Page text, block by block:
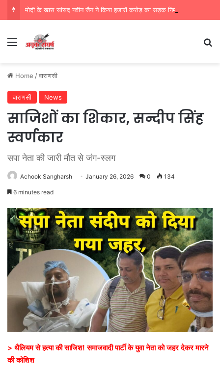
Menu
Home /वाराणसी
वाराणसी News
साजिशों का शिकार, सन्दीप सिंह
स्वर्णकार
सपा नेता की जारी मौत से जंग-स्लग
Achook Sangharsh January 26, 2026 0 134
6 minutes read
> थैलियम से हत्या की साजिश! समाजवादी पार्टी के युवा नेता को जहर देकर मारने
की कोशिश